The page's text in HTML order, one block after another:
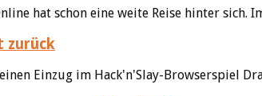
hat schon eine weite Reise hinter sich.
zurück
Einzug im Hack'n'Slay-Browserspiel